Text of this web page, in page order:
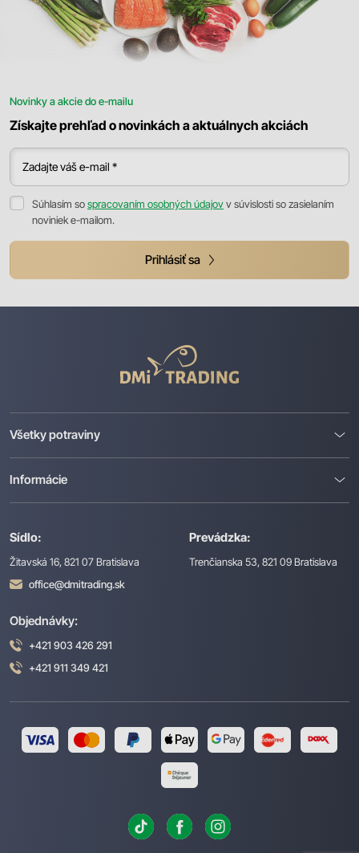
Novinky a akcie do e-mailu
Získajte prehľad o novinkách a aktuálnych akciách
Zadajte váš e-mail *
Súhlasím sospracovaním osobných údajovv súvislosti so zasielaním
noviniek e-mailom.
Prihlásiť sa
Trading
Sídlo:
Žitavská 16, 821 07 Bratislava
office@dmitrading.sk
Prevádzka:
Trenčianska 53, 821 09 Bratislava
Všetky potraviny
Informácie
Objednávky:
+421 903 426 291
+421 911 349 421